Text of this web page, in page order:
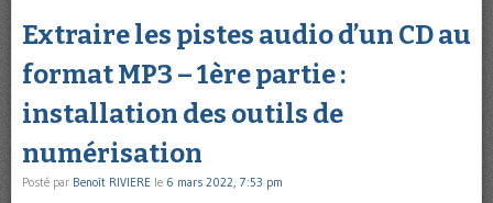
Extraire les pistes audio d’un CD au
format MP3 – 1ère partie :
installation des outils de
numérisation
Posté par Benoît RIVIERE le 6 mars 2022, 7:53 pm